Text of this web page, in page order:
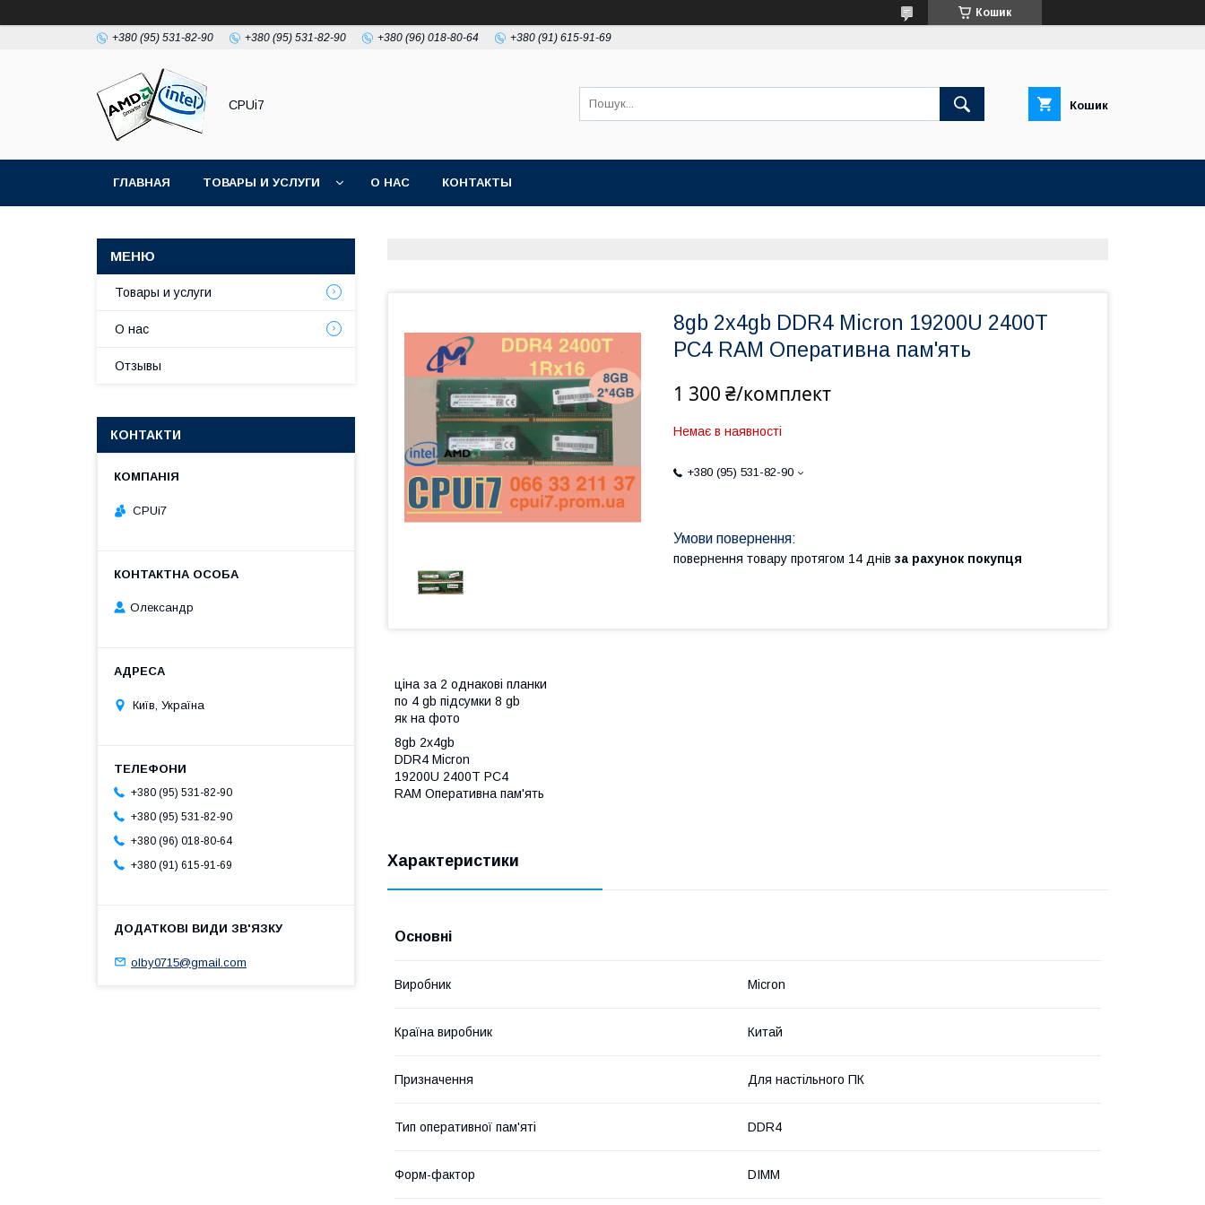
Кошик
+380 (95) 531-82-90 +380 (95) 531-82-90 +380 (96) 018-80-64 +380 (91) 615-91-69
CPUi7 Кошик
ГЛАВНАЯ ТОВАРЫ И УСЛУГИ О НАС КОНТАКТЫ
8gb 2x4gb DDR4 Micron 19200U 2400T
PC4 RAM Оперативна пам'ять
1 300 ₴/комплект
Немає в наявності
+380 (95) 531-82-90
повернення товару протягом 14 днів за рахунок покупця
ціна за 2 однакові планки
по 4 gb підсумки 8 gb
як на фото
8gb 2x4gb
DDR4 Micron
19200U 2400T PC4
RAM Оперативна пам'ять
Характеристики
Основні
Виробник Micron
Країна виробник Китай
Призначення Для настільного ПК
Тип оперативної пам'яті DDR4
Форм-фактор DIMM
Товары и услуги
О нас
Отзывы
КОНТАКТИ
CPUi7
Олександр
Київ, Україна
+380 (95) 531-82-90
+380 (95) 531-82-90
+380 (96) 018-80-64
+380 (91) 615-91-69
olby0715@gmail.com